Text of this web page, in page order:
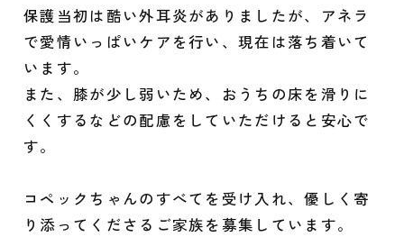
保護当初は酷い外耳炎がありましたが、アネラ
で愛情いっぱいケアを行い、現在は落ち着いて
います。
また、膝が少し弱いため、おうちの床を滑りに
くくするなどの配慮をしていただけると安心で
す。
コペックちゃんのすべてを受け入れ、優しく寄
り添ってくださるご家族を募集しています。